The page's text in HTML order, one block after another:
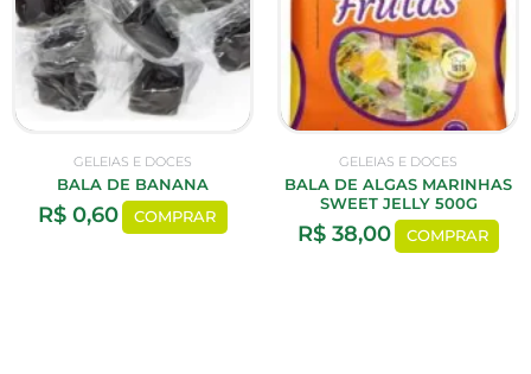
GELEIAS E DOCES
BALA DE BANANA
R$ 0,60 COMPRAR
GELEIAS E DOCES
BALA DE ALGAS MARINHAS
SWEET JELLY 500G
R$38,00 COMPRAR